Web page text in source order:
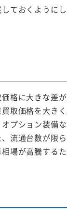
ておくようにし
格に大きな差
取価格を大き
プション装備
流通台数が限
場が高騰する